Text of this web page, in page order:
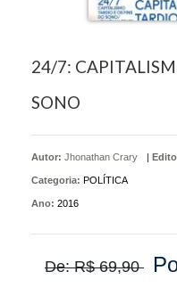
24/7:
SONO
Autor: Jhonathan Crary
Categoria: POLÍTICA
Ano: 2016
De: R$ 69,90